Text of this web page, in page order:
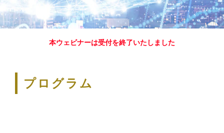
本ウェビナーは受付を終了いたしました
プログラム